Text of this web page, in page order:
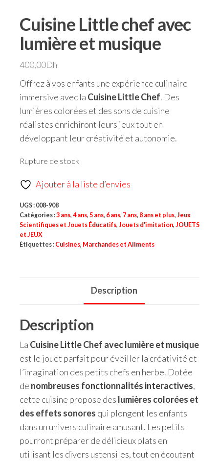
Cuisine Little chef avec
lumière et musique
400,00Dh
Offrez à vos enfants une expérience culinaire
immersive avec la Cuisine Little Chef. Des
lumières colorées et des sons de cuisine
réalistes enrichiront leurs jeux tout en
développant leur créativité et autonomie.
Rupture de stock
Ajouter à la liste d’envies
UGS : 008-908
Catégories :3 ans, 4 ans, 5 ans, 6 ans, 7 ans, 8 ans et plus, Jeux
Scientifiques et Jouets Éducatifs, Jouets d'imitation, JOUETS
et JEUX
Étiquettes : Cuisines, Marchandes et Aliments
Description
Description
La Cuisine Little Chef avec lumière et musique
est le jouet parfait pour éveiller la créativité et
l’imagination des petits chefs en herbe. Dotée
de nombreuses fonctionnalités interactives,
cette cuisine propose des lumières colorées et
des effets sonores qui plongent les enfants
dans un univers culinaire amusant. Les petits
pourront préparer de délicieux plats en
utilisant les divers ustensiles, tout en écoutant